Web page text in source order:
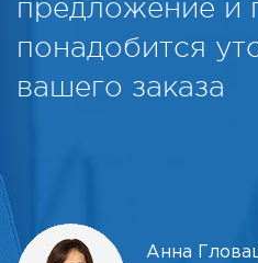
предложение и
понадобится
вашего заказа
Анна